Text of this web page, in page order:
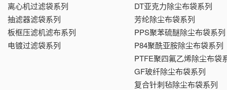
离心机过滤袋系列
抽滤器滤袋系列
板框压滤机滤布系列
电镀过滤袋系列
DT亚克力除尘布袋系列
芳纶除尘布袋系列
PPS聚苯硫醚除尘布袋系列
P84聚酰亚胺除尘布袋系列
PTFE聚四氟乙烯除尘布袋
GF玻纤除尘布袋系列
复合针刺毡除尘布袋系列